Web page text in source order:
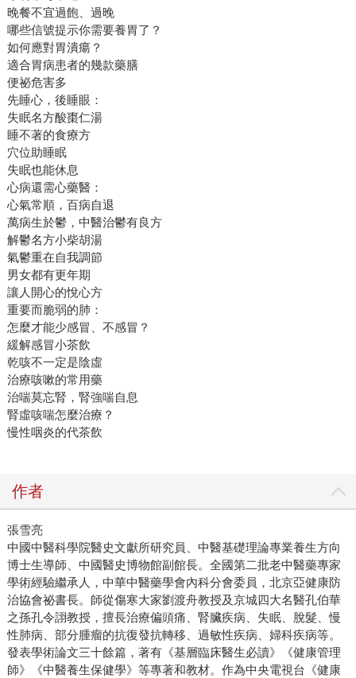
晚餐不宜過飽、過晚
哪些信號提示你需要養胃了？
如何應對胃潰瘍？
適合胃病患者的幾款藥膳
便祕危害多
先睡心，後睡眼：
失眠名方酸棗仁湯
睡不著的食療方
穴位助睡眠
失眠也能休息
心病還需心藥醫：
心氣常順，百病自退
萬病生於鬱，中醫治鬱有良方
解鬱名方小柴胡湯
氣鬱重在自我調節
男女都有更年期
讓人開心的悅心方
重要而脆弱的肺：
怎麼才能少感冒、不感冒？
緩解感冒小茶飲
乾咳不一定是陰虛
治療咳嗽的常用藥
治喘莫忘腎，腎強喘自息
腎虛咳喘怎麼治療？
慢性咽炎的代茶飲
作者
張雪亮
中國中醫科學院醫史文獻所研究員、中醫基礎理論專業養生方向
博士生導師、中國醫史博物館副館長。全國第二批老中醫藥專家
學術經驗繼承人，中華中醫藥學會內科分會委員，北京亞健康防
治協會祕書長。師從傷寒大家劉渡舟教授及京城四大名醫孔伯華
之孫孔令詡教授，擅長治療偏頭痛、腎臟疾病、失眠、脫髮、慢
性肺病、部分腫瘤的抗復發抗轉移、過敏性疾病、婦科疾病等。
發表學術論文三十餘篇，著有《基層臨床醫生必讀》《健康管理
師》《中醫養生保健學》等專著和教材。作為中央電視台《健康